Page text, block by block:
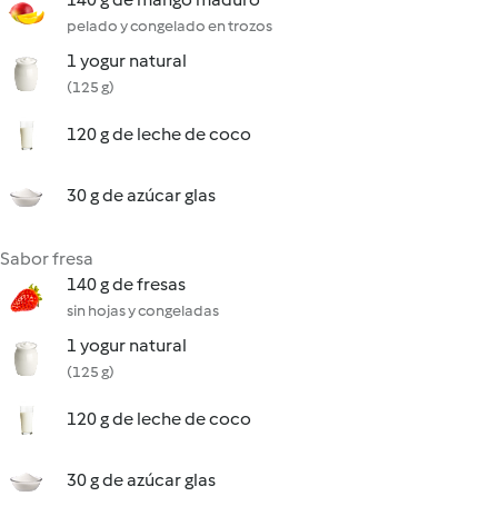
pelado y congelado en trozos
1 yogur natural
(125 g)
120 g de leche de coco
30 g de azúcar glas
Sabor fresa
140 g de fresas
sin hojas y congeladas
1 yogur natural
(125 g)
120 g de leche de coco
30 g de azúcar glas